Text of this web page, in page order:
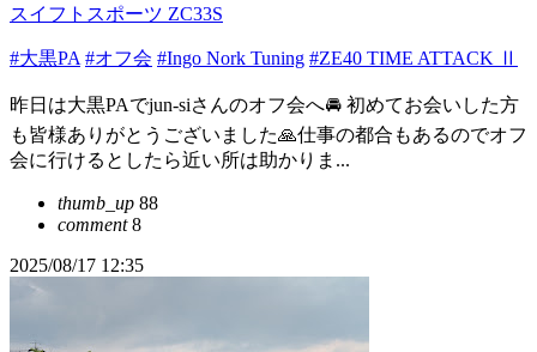
スイフトスポーツ ZC33S
#大黒PA #オフ会 #Ingo Nork Tuning #ZE40 TIME ATTACK Ⅱ
昨日は大黒PAでjun-siさんのオフ会へ🚘️ 初めてお会いした方
も皆様ありがとうございました🙏仕事の都合もあるのでオフ
会に行けるとしたら近い所は助かりま...
thumb_up 88
comment8
2025/08/17 12:35